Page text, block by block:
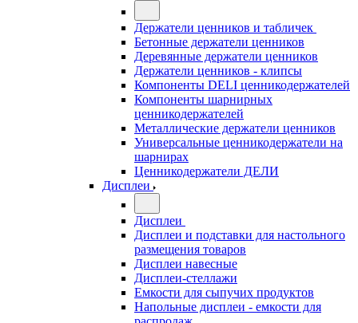
Держатели ценников и табличек
Бетонные держатели ценников
Деревянные держатели ценников
Держатели ценников - клипсы
Компоненты DELI ценникодержателей
Компоненты шарнирных
ценникодержателей
Металлические держатели ценников
Универсальные ценникодержатели на
шарнирах
Ценникодержатели ДЕЛИ
Дисплеи
Дисплеи
Дисплеи и подставки для настольного
размещения товаров
Дисплеи навесные
Дисплеи-стеллажи
Емкости для сыпучих продуктов
Напольные дисплеи - емкости для